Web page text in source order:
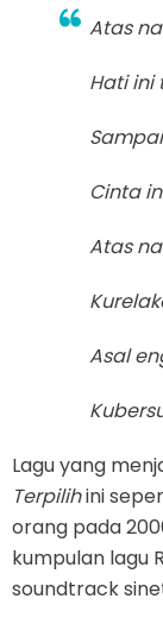
Atas
Hati ini
Cinta
Atas
Asal
Lagu yang
Terpilihini
orang pada
kumpulan lagu
soundtrack